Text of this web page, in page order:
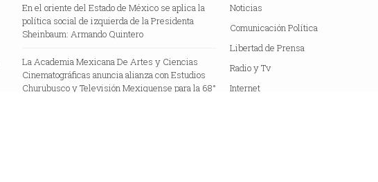
En el oriente del Estado de México se aplica la
política social de izquierda de la Presidenta
Sheinbaum: Armando Quintero
La Academia Mexicana De Artes y Ciencias
Cinematográficas anuncia alianza con Estudios
Churubusco y Televisión Mexiquense para la 68°
Noticias
Comunicación Política
Libertad de Prensa
Radio y Tv
Internet